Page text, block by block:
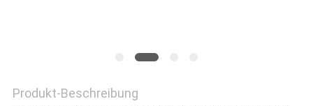
Produkt-Beschreibung